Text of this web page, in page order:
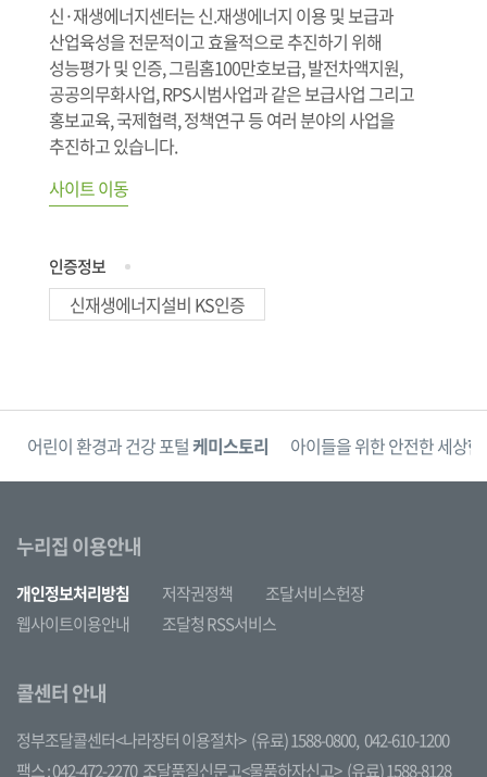
신·재생에너지센터는 신.재생에너지 이용 및 보급과
산업육성을 전문적이고 효율적으로 추진하기 위해
성능평가 및 인증, 그림홈100만호보급, 발전차액지원,
공공의무화사업, RPS시범사업과 같은 보급사업 그리고
홍보교육, 국제협력, 정책연구 등 여러 분야의 사업을
추진하고 있습니다.
사이트 이동
인증정보
신재생에너지설비 KS인증
어린이 환경과 건강 포털케미스토리 아이들을 위한 안전한 세상
누리집 이용안내
개인정보처리방침 저작권정책
조달서비스헌장
웹사이트이용안내
조달청 RSS서비스
콜센터 안내
정부조달콜센터<나라장터 이용절차> (유료) 1588-0800, 042-610-1200
팩스 : 042-472-2270 조달품질신문고<물품하자신고> (유료) 1588-8128